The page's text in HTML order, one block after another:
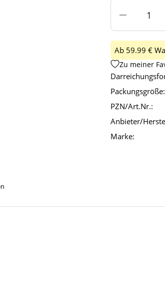
Ab 59.99 €
Zu meiner
Packungsgröße:
PZN/Art.Nr.:
Anbieter/
Marke: